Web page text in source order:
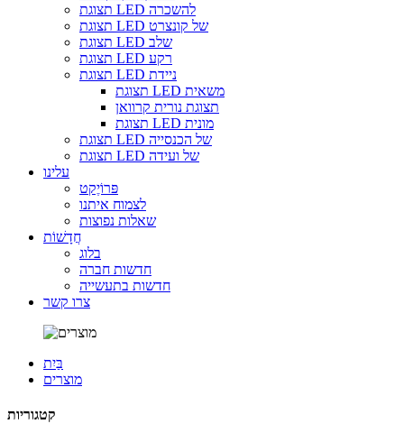
תצוגת LED להשכרה
תצוגת LED של קונצרט
תצוגת LED שלב
תצוגת LED רקע
תצוגת LED ניידת
תצוגת LED משאית
תצוגת נורית קרוואן
תצוגת LED מונית
תצוגת LED של הכנסייה
תצוגת LED של ועידה
עלינו
פּרוֹיֶקט
לצמוח איתנו
שאלות נפוצות
חֲדָשׁוֹת
בלוג
חדשות חברה
חדשות בתעשייה
צרו קשר
בַּיִת
מוצרים
קטגוריות